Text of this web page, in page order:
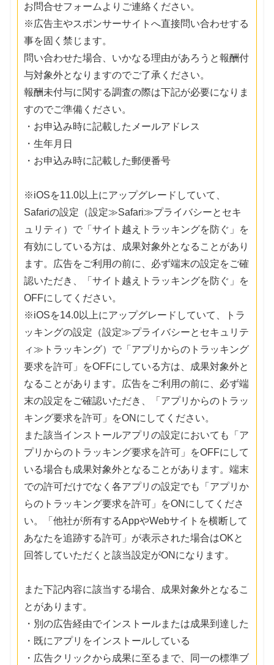
お問合せフォームよりご連絡ください。
※広告主やスポンサーサイトへ直接問い合わせする
事を固く禁じます。
問い合わせた場合、いかなる理由があろうと報酬付
与対象外となりますのでご了承ください。
報酬未付与に関する調査の際は下記が必要になりま
すのでご準備ください。
・お申込み時に記載したメールアドレス
・生年月日
・お申込み時に記載した郵便番号
※iOSを11.0以上にアップグレードしていて、
Safariの設定（設定≫Safari≫プライバシーとセキ
ュリティ）で「サイト越えトラッキングを防ぐ」を
有効にしている方は、成果対象外となることがあり
ます。広告をご利用の前に、必ず端末の設定をご確
認いただき、「サイト越えトラッキングを防ぐ」を
OFFにしてください。
※iOSを14.0以上にアップグレードしていて、トラ
ッキングの設定（設定≫プライバシーとセキュリテ
ィ≫トラッキング）で「アプリからのトラッキング
要求を許可」をOFFにしている方は、成果対象外と
なることがあります。広告をご利用の前に、必ず端
末の設定をご確認いただき、「アプリからのトラッ
キング要求を許可」をONにしてください。
また該当インストールアプリの設定においても「ア
プリからのトラッキング要求を許可」をOFFにして
いる場合も成果対象外となることがあります。端末
での許可だけでなく各アプリの設定でも「アプリか
らのトラッキング要求を許可」をONにしてくださ
い。「他社が所有するAppやWebサイトを横断して
あなたを追跡する許可」が表示された場合はOKと
回答していただくと該当設定がONになります。
また下記内容に該当する場合、成果対象外となるこ
とがあります。
・別の広告経由でインストールまたは成果到達した
・既にアプリをインストールしている
・広告クリックから成果に至るまで、同一の標準ブ